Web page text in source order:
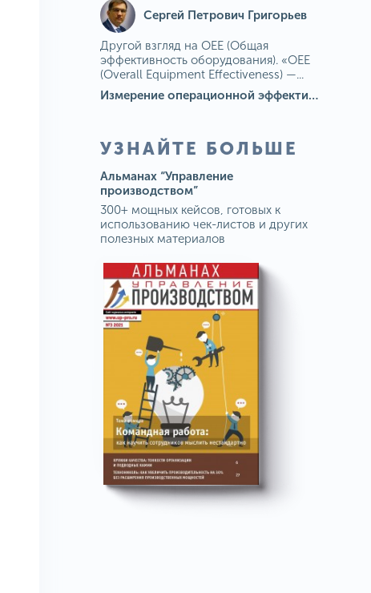
Сергей Петрович Григорьев
Другой взгляд на OEE (Общая
эффективность оборудования). «OEE
(Overall Equipment Effectiveness) —...
Измерение операционной эффективности: ключевые показатели для непрерывного совершенствования
УЗНАЙТЕ БОЛЬШЕ
Альманах “Управление
производством”
300+ мощных кейсов, готовых к
использованию чек-листов и других
полезных материалов